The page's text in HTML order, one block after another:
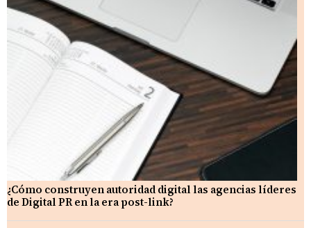
¿Cómo construyen autoridad digital las agencias líderes
de Digital PR en la era post-link?